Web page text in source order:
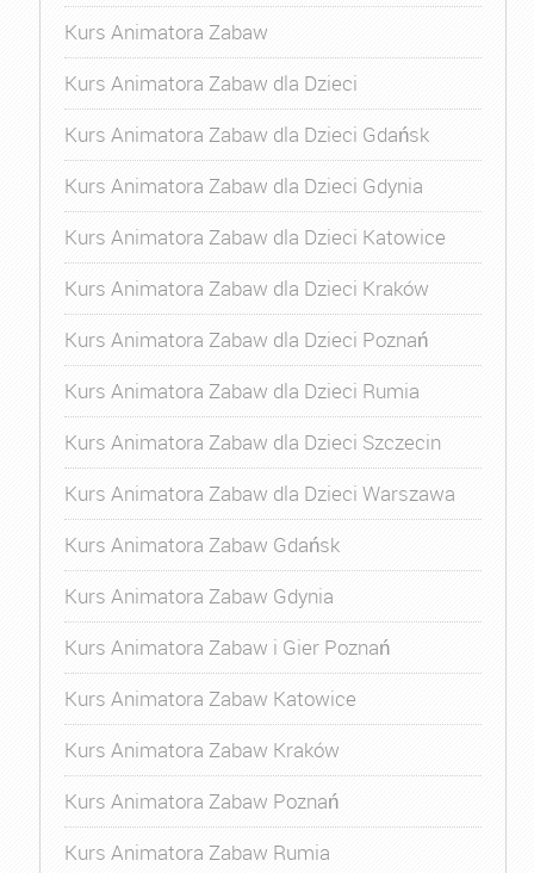
Kurs Animatora Zabaw
Kurs Animatora Zabaw dla Dzieci
Kurs Animatora Zabaw dla Dzieci Gdańsk
Kurs Animatora Zabaw dla Dzieci Gdynia
Kurs Animatora Zabaw dla Dzieci Katowice
Kurs Animatora Zabaw dla Dzieci Kraków
Kurs Animatora Zabaw dla Dzieci Poznań
Kurs Animatora Zabaw dla Dzieci Rumia
Kurs Animatora Zabaw dla Dzieci Szczecin
Kurs Animatora Zabaw dla Dzieci Warszawa
Kurs Animatora Zabaw Gdańsk
Kurs Animatora Zabaw Gdynia
Kurs Animatora Zabaw i Gier Poznań
Kurs Animatora Zabaw Katowice
Kurs Animatora Zabaw Kraków
Kurs Animatora Zabaw Poznań
Kurs Animatora Zabaw Rumia